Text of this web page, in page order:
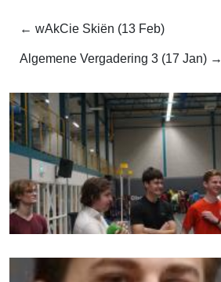
← wAkCie Skiën (13 Feb)
Algemene Vergadering 3 (17 Jan) →